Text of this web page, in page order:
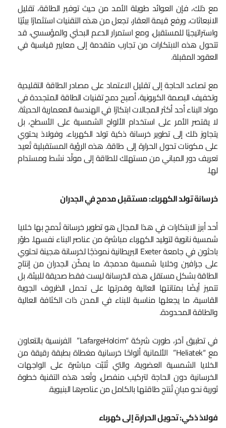
مع ذلك، فإن العوائد طويلة الأمد من حيث توفير الطاقة، تقليل
الانبعاثات، ورفع قيمة العقار، تجعل من هذه التقنيات استثمارًا بيئيًا
واستراتيجيًا للمستقبل. ومع استمرار الدعم البحثي والمؤسسي، قد
تتحول هذه الابتكارات من تجارب متقدمة إلى معايير قياسية في
العقود المقبلة.
مع تصاعد الحاجة إلى تقليل الاعتماد على مصادر الطاقة التقليدية
وتخفيف البصمة الكربونية، أصبح دمج تقنيات الطاقة المتجددة في
مواد البناء أحد أكثر المجالات ابتكارًا في الهندسة المعمارية الحديثة.
لا يقتصر الأمر على استخدام الألواح الشمسية على الأسطح، بل
يتجاوز ذلك إلى تطوير خرسانة ذكية تولد الكهرباء، وفولاذ يحتوي
على مكونات تحول الحرارة إلى طاقة. هذه الرؤية المستقبلية تُعيد
تعريف دور المباني من مستهلك للطاقة إلى مولّد نشط ومستدام
لها.
خرسانة تولد الكهرباء: مستقبل مدمج في الجدران
أحد أبرز الابتكارات في هذا المجال هو تطوير خرسانة تُدمج بها خلايا
شمسية نانوية لتوليد الكهرباء مباشرة من عناصر البناء نفسها. طوّر
باحثون في جامعة Exeter البريطانية نموذجًا لخرسانة هجينة تحتوي
على جرافين وخلايا شمسية مدمجة، ما يمكّن الجدران من إنتاج
الطاقة بشكل مستقل. هذه الخرسانة ليست فقط صديقة للبيئة، بل
تتميز أيضًا بمتانتها العالية وقدرتها على تحمل الظروف الجوية
القاسية، ما يجعلها مناسبة للبناء في المدن ذات الكثافة العالية
والطاقة المحدودة.
في تطبيق آخر، طورت شركة “LafargeHolcim” الفرنسية بالتعاون
مع “Heliatek” الألمانية ألواحًا خرسانية مغطاة بطبقة رقيقة من
الخلايا الشمسية العضوية، والتي تُثبّت مباشرة على الواجهات
الخرسانية دون الحاجة لتركيب منفصل. وتُعد هذه التقنية خطوة
ثورية نحو مبانٍ تُنتج طاقتها بالكامل من عناصرها البنيوية.
فولاذ ذكي: تحويل الحرارة إلى كهرباء